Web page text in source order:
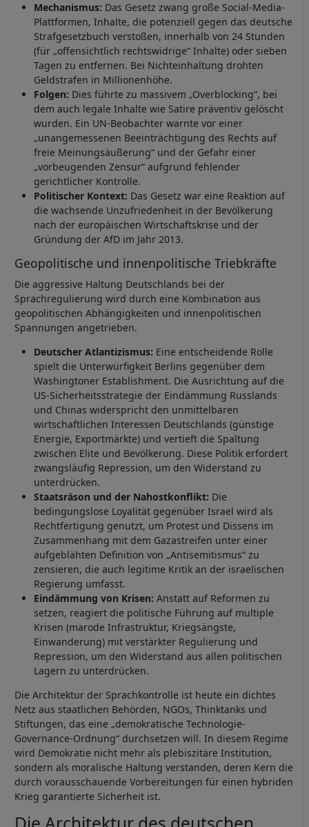
Mechanismus: Das Gesetz zwang große Social-Media-
Plattformen, Inhalte, die potenziell gegen das deutsche
Strafgesetzbuch verstoßen, innerhalb von 24 Stunden
(für „offensichtlich rechtswidrige“ Inhalte) oder sieben
Tagen zu entfernen. Bei Nichteinhaltung drohten
Geldstrafen in Millionenhöhe.
Folgen: Dies führte zu massivem „Overblocking“, bei
dem auch legale Inhalte wie Satire präventiv gelöscht
wurden. Ein UN-Beobachter warnte vor einer
„unangemessenen Beeinträchtigung des Rechts auf
freie Meinungsäußerung“ und der Gefahr einer
„vorbeugenden Zensur“ aufgrund fehlender
gerichtlicher Kontrolle.
Politischer Kontext: Das Gesetz war eine Reaktion auf
die wachsende Unzufriedenheit in der Bevölkerung
nach der europäischen Wirtschaftskrise und der
Gründung der AfD im Jahr 2013.
Geopolitische und innenpolitische Triebkräfte
Die aggressive Haltung Deutschlands bei der
Sprachregulierung wird durch eine Kombination aus
geopolitischen Abhängigkeiten und innenpolitischen
Spannungen angetrieben.
Deutscher Atlantizismus: Eine entscheidende Rolle
spielt die Unterwürfigkeit Berlins gegenüber dem
Washingtoner Establishment. Die Ausrichtung auf die
US-Sicherheitsstrategie der Eindämmung Russlands
und Chinas widerspricht den unmittelbaren
wirtschaftlichen Interessen Deutschlands (günstige
Energie, Exportmärkte) und vertieft die Spaltung
zwischen Elite und Bevölkerung. Diese Politik erfordert
zwangsläufig Repression, um den Widerstand zu
unterdrücken.
Staatsräson und der Nahostkonflikt: Die
bedingungslose Loyalität gegenüber Israel wird als
Rechtfertigung genutzt, um Protest und Dissens im
Zusammenhang mit dem Gazastreifen unter einer
aufgeblähten Definition von „Antisemitismus“ zu
zensieren, die auch legitime Kritik an der israelischen
Regierung umfasst.
Eindämmung von Krisen: Anstatt auf Reformen zu
setzen, reagiert die politische Führung auf multiple
Krisen (marode Infrastruktur, Kriegsängste,
Einwanderung) mit verstärkter Regulierung und
Repression, um den Widerstand aus allen politischen
Lagern zu unterdrücken.
Die Architektur der Sprachkontrolle ist heute ein dichtes
Netz aus staatlichen Behörden, NGOs, Thinktanks und
Stiftungen, das eine „demokratische Technologie-
Governance-Ordnung“ durchsetzen will. In diesem Regime
wird Demokratie nicht mehr als plebiszitäre Institution,
sondern als moralische Haltung verstanden, deren Kern die
durch vorausschauende Vorbereitungen für einen hybriden
Krieg garantierte Sicherheit ist.